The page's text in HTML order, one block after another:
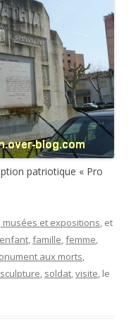
patriotique « Pro
musées et expositions, et
enfant,famille,femme,
aux morts,
sculpture, soldat,visite, le